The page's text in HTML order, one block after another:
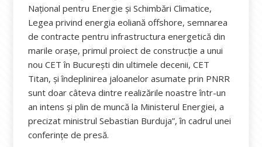
Național pentru Energie și Schimbări Climatice,
Legea privind energia eoliană offshore, semnarea
de contracte pentru infrastructura energetică din
marile orașe, primul proiect de construcție a unui
nou CET în București din ultimele decenii, CET
Titan, și îndeplinirea jaloanelor asumate prin PNRR
sunt doar câteva dintre realizările noastre într-un
an intens și plin de muncă la Ministerul Energiei, a
precizat ministrul Sebastian Burduja”, în cadrul unei
conferințe de presă.